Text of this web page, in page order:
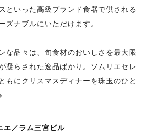
といった高級ブランド食器で供される
ズナブルにいただけます。
な品々は、旬食材のおいしさを最大限
凝らされた逸品ばかり。ソムリエセレ
もにクリスマスディナーを珠玉のひと
エ／ラム三宮ビル